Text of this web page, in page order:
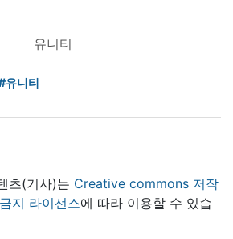
유니티
유니티
츠(기사)는 Creative commons 저작
지 라이선스에 따라 이용할 수 있습